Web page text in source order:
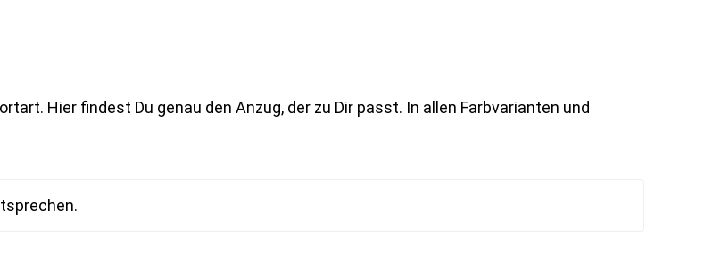
Hier findest Du genau den Anzug, der zu Dir passt. In allen Farbvarianten und